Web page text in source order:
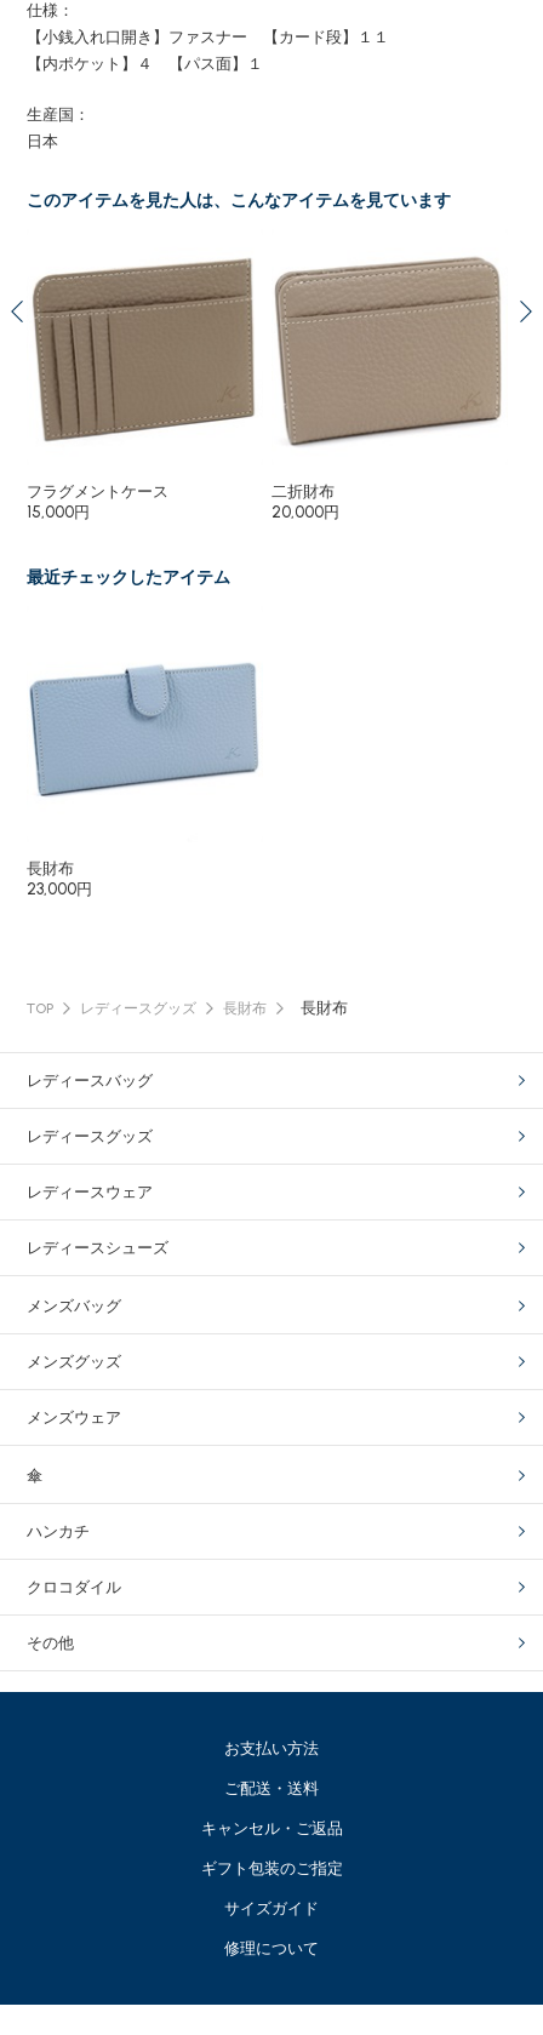
仕様：
【小銭入れ口開き】ファスナー 【カード段】１１
【内ポケット】４ 【パス面】１
生産国：
日本
このアイテムを見た人は、こんなアイテムを見ています
フラグメントケース
15,000円
二折財布
20,000円
最近チェックしたアイテム
長財布
23,000円
TOP レディースグッズ 長財布 長財布
レディースバッグ
レディースグッズ
レディースウェア
レディースシューズ
メンズバッグ
メンズグッズ
メンズウェア
傘
ハンカチ
クロコダイル
その他
お支払い方法
ご配送・送料
キャンセル・ご返品
ギフト包装のご指定
サイズガイド
修理について